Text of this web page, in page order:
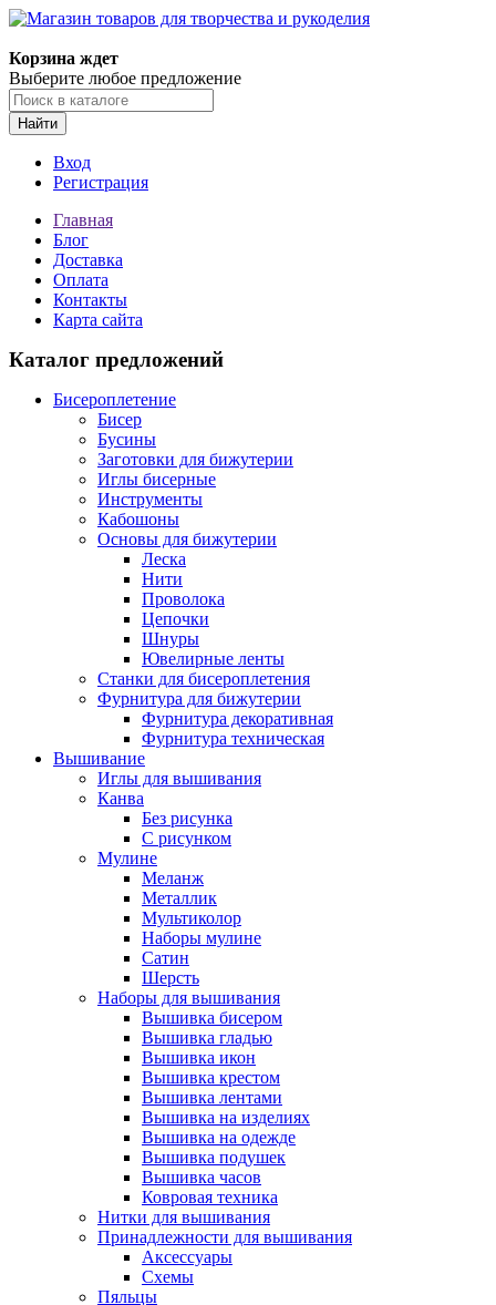
Корзина ждет
Выберите любое предложение
Найти
Вход
Регистрация
Главная
Блог
Доставка
Оплата
Контакты
Карта сайта
Каталог предложений
Бисероплетение
Бисер
Бусины
Заготовки для бижутерии
Иглы бисерные
Инструменты
Кабошоны
Основы для бижутерии
Леска
Нити
Проволока
Цепочки
Шнуры
Ювелирные ленты
Станки для бисероплетения
Фурнитура для бижутерии
Фурнитура декоративная
Фурнитура техническая
Вышивание
Иглы для вышивания
Канва
Без рисунка
С рисунком
Мулине
Меланж
Металлик
Мультиколор
Наборы мулине
Сатин
Шерсть
Наборы для вышивания
Вышивка бисером
Вышивка гладью
Вышивка икон
Вышивка крестом
Вышивка лентами
Вышивка на изделиях
Вышивка на одежде
Вышивка подушек
Вышивка часов
Ковровая техника
Нитки для вышивания
Принадлежности для вышивания
Аксессуары
Схемы
Пяльцы